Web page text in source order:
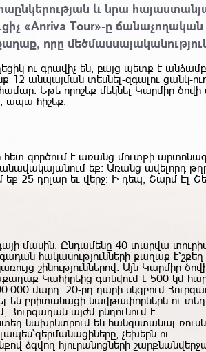
և նրա
«Anriva Tour»-ը ճանաչողական
որը
ու գրավիչ են, բայց պետք է անձամբ
12 անպայման տեսնել-զգալու ցանկ-
Եթե որոշեք մեկնել Կարմիր
ապա հիշեք.
գործում է առանց մուտքի
եք։ Առանց ավելորդ
25 դոլար եւ վերջ։ Ի դեպ, Շարմ Էլ
մասին. Ընդամենը 40 տարվա
հակասությունների քաղաք է՝շքեղ
շինություններով։ Այն Կարմիր
Կահիրեից գտնվում է 500 կմ
մարդ: 20-րդ դարի սկզբում
են բրիտանացի նավթափորներն ու տեղի
Հուրգադան այժմ ընդունում է
նախընտրում են հանգստանալ
չեխերն ու
ձգվող հյուրանոցների